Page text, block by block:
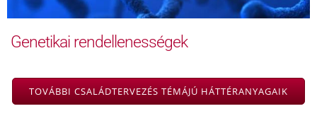
Genetikai rendellenességek
TOVÁBBI CSALÁDTERVEZÉS TÉMÁJÚ HÁTTÉRANYAGAIK